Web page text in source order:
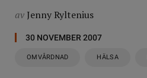
av Jenny Ryltenius
30 NOVEMBER 2007
OMVÅRDNAD HÄLSA